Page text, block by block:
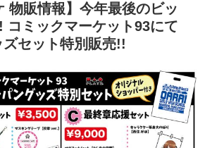
物販情報】今年最後のビッ
コミックマーケット93にて
ズセット特別販売!!